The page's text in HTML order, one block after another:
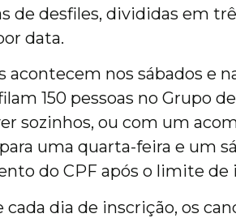
de desfiles, divididas em
data.
acontecem nos sábados e
150 pessoas no Grupo
sozinhos, ou com um
uma quarta-feira e um
do CPF após o limite de
cada dia de inscrição, os